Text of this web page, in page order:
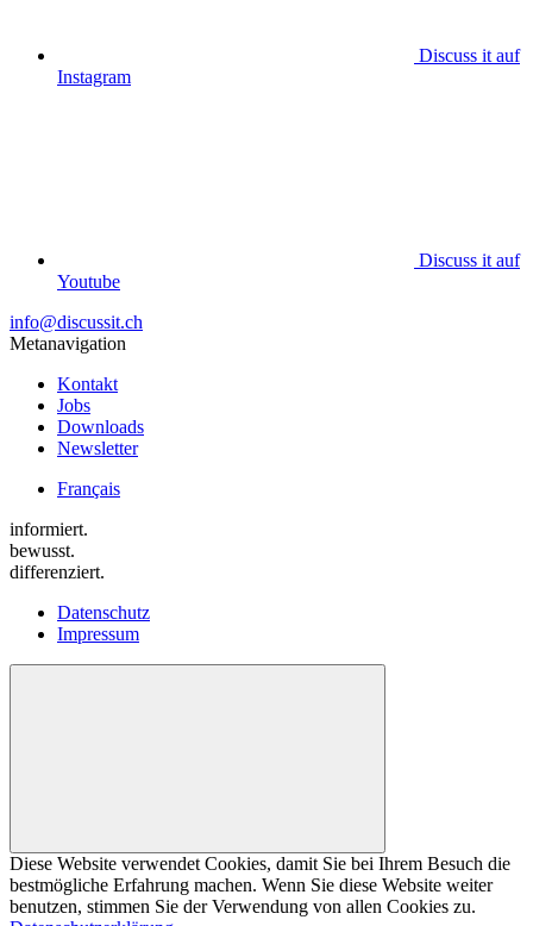
Discuss it auf
Instagram
Discuss it auf
Youtube
info@discussit.ch
Metanavigation
Kontakt
Jobs
Downloads
Newsletter
Français
informiert.
bewusst.
differenziert.
Datenschutz
Impressum
Diese Website verwendet Cookies, damit Sie bei Ihrem Besuch die
bestmögliche Erfahrung machen. Wenn Sie diese Website weiter
benutzen, stimmen Sie der Verwendung von allen Cookies zu.